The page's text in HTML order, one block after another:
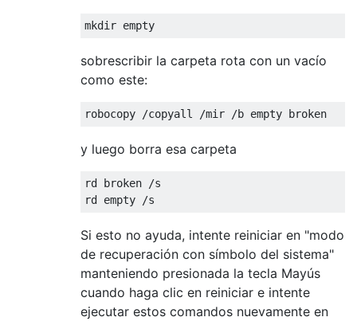
sobrescribir la carpeta rota con un vacío
como este:
y luego borra esa carpeta
rd broken /s
Si esto no ayuda, intente reiniciar en "modo
de recuperación con símbolo del sistema"
manteniendo presionada la tecla Mayús
cuando haga clic en reiniciar e intente
ejecutar estos comandos nuevamente en